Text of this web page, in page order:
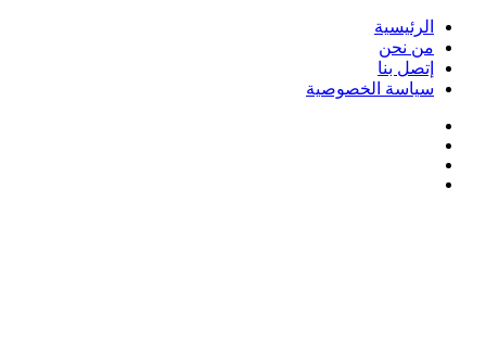
الرئيسية
من نحن
إتصل بنا
سياسة الخصوصية